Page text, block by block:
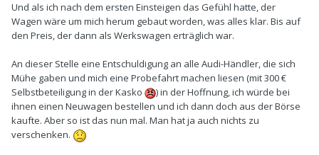
Und als ich nach dem ersten Einsteigen das Gefühl hatte, der
Wagen wäre um mich herum gebaut worden, was alles klar. Bis auf
den Preis, der dann als Werkswagen erträglich war.
An dieser Stelle eine Entschuldigung an alle Audi-Händler, die sich
Mühe gaben und mich eine Probefahrt machen liesen (mit 300 €
Selbstbeteiligung in der Kasko
) in der Hoffnung, ich würde bei
ihnen einen Neuwagen bestellen und ich dann doch aus der Börse
kaufte. Aber so ist das nun mal. Man hat ja auch nichts zu
verschenken.